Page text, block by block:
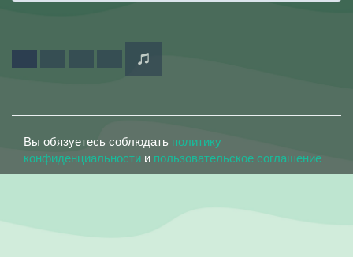
Вы обязуетесь соблюдать политику
конфиденциальности и пользовательское соглашение